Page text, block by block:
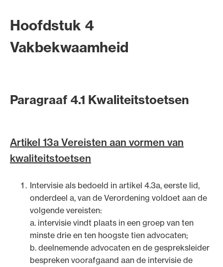
Hoofdstuk 4
Vakbekwaamheid
Paragraaf 4.1 Kwaliteitstoetsen
Artikel 13a Vereisten aan vormen van
kwaliteitstoetsen
Intervisie als bedoeld in artikel 4.3a, eerste lid,
onderdeel a, van de Verordening voldoet aan de
volgende vereisten:
a. intervisie vindt plaats in een groep van ten
minste drie en ten hoogste tien advocaten;
b. deelnemende advocaten en de gespreksleider
bespreken voorafgaand aan de intervisie de